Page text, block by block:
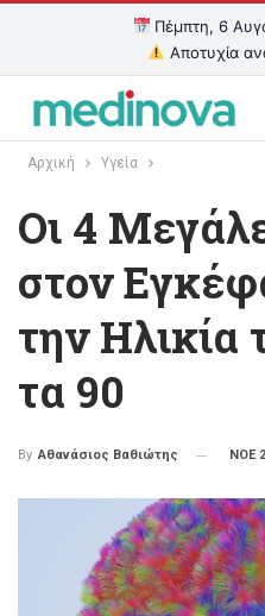
Πέμπτη, 6
Αποτυχία
Αρχική Υγεία
Οι 4
στον
την
τα 90
By Αθανάσιος Βαθιώτης ΝΟΕ